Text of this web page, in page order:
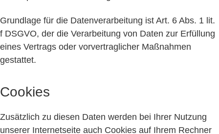
Grundlage für die Datenverarbeitung ist Art. 6 Abs. 1 lit.
f DSGVO, der die Verarbeitung von Daten zur Erfüllung
eines Vertrags oder vorvertraglicher Maßnahmen
gestattet.
Cookies
Zusätzlich zu diesen Daten werden bei Ihrer Nutzung
unserer Internetseite auch Cookies auf Ihrem Rechner